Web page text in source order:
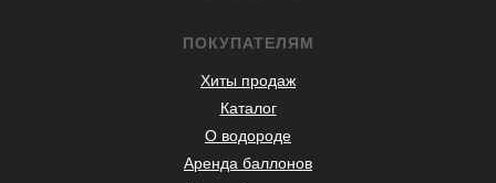
ПОКУПАТЕЛЯМ
Хиты продаж
Каталог
О водороде
Аренда баллонов